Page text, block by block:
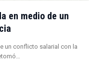
en medio de un
un conflicto salarial con la